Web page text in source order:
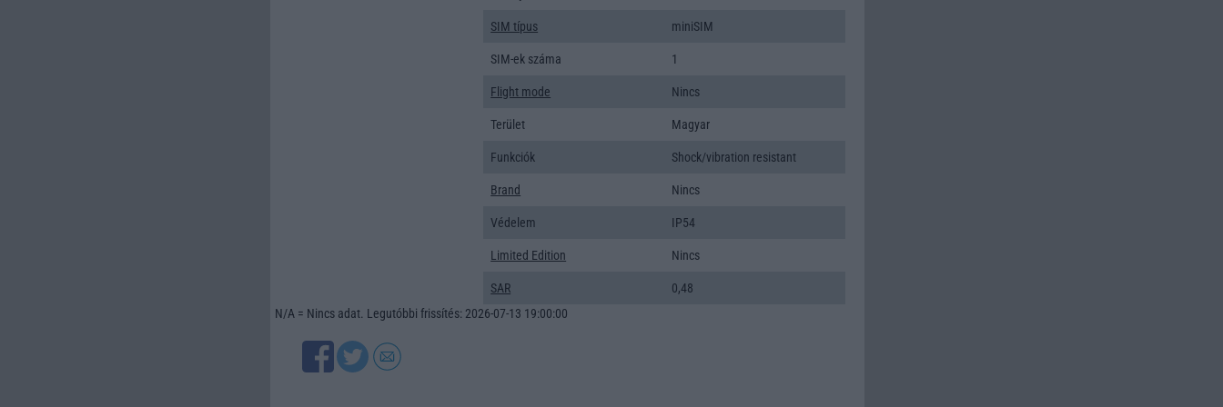
SIM típus miniSIM
SIM-ek száma 1
Flight mode Nincs
Terület Magyar
Funkciók Shock/vibration resistant
Brand Nincs
Védelem IP54
Limited Edition Nincs
SAR
0,48
N/A = Nincs adat. Legutóbbi frissítés: 2026-07-13 19:00:00